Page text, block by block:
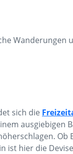
Wanderungen
sich die
ausgiebigen
Ob
ist hier die